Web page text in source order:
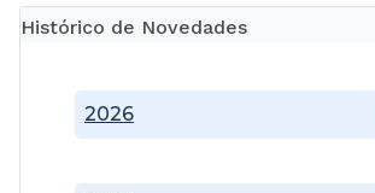
Histórico de Novedades
2026